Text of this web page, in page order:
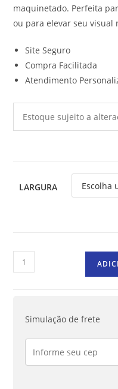
maquinetado. Perfeita
ou para elevar seu visual
Site Seguro
Compra Facilitada
Atendimento
Estoque sujeito a
LARGURA
Simulação de frete